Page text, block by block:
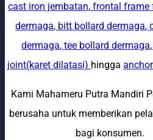
cast iron jembatan, frontal frame
dermaga, bitt bollard dermaga,
dermaga,tee bollard dermaga
joint(karet dilatasi) hingga
Kami Mahameru Putra Mandiri
berusaha untuk memberikan
bagi konsumen.